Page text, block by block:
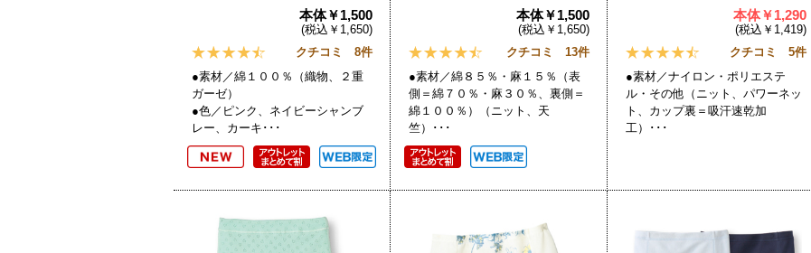
本体￥1,500
(税込￥1,650)
クチコミ 8件
●素材／綿１００％（織物、２重
ガーゼ）
●色／ピンク、ネイビーシャンブ
レー、カーキ･･･
本体￥1,500
(税込￥1,650)
クチコミ 13件
●素材／綿８５％・麻１５％（表
側＝綿７０％・麻３０％、裏側＝
綿１００％）（ニット、天
竺）･･･
本体￥1,290
(税込￥1,419)
クチコミ 5件
●素材／ナイロン・ポリエステ
ル・その他（ニット、パワーネッ
ト、カップ裏＝吸汗速乾加
工）･･･